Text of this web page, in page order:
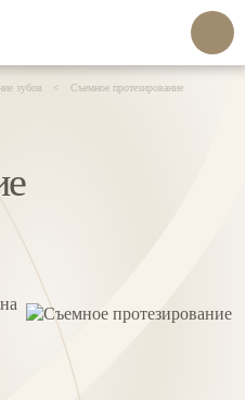
зубов Съемное протезирование